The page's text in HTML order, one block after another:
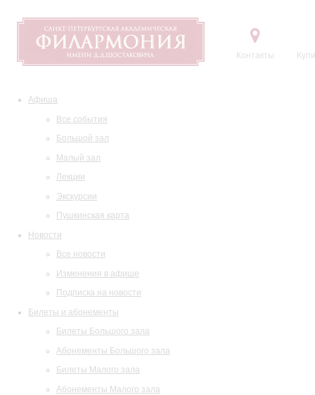
Контакты
Афиша
Все события
Большой зал
Малый зал
Лекции
Экскурсии
Пушкинская карта
Новости
Все новости
Изменения в афише
Подписка на новости
Билеты и абонементы
Билеты Большого зала
Абонементы Большого зала
Билеты Малого зала
Абонементы Малого зала